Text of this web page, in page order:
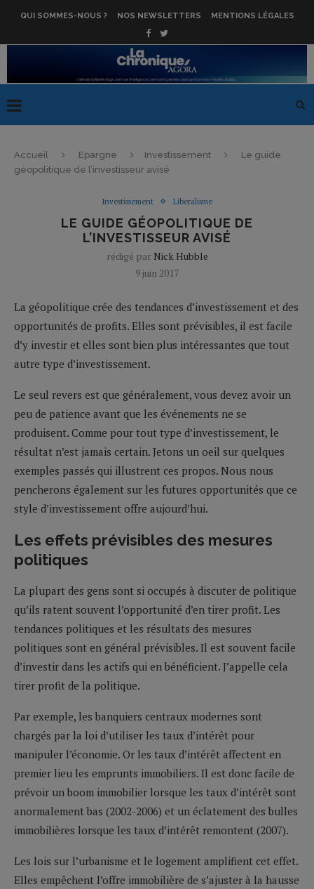
QUI SOMMES-NOUS ? NOS NEWSLETTERS MENTIONS LÉGALES
Accueil Epargne Investissement
Le guide
géopolitique de l’investisseur avisé
Investissement Liberalisme
LE GUIDE GÉOPOLITIQUE DE
L’INVESTISSEUR AVISÉ
rédigé par Nick Hubble
9 juin 2017
La géopolitique crée des tendances d’investissement et des
opportunités de profits. Elles sont prévisibles, il est facile
d’y investir et elles sont bien plus intéressantes que tout
autre type d’investissement.
Le seul revers est que généralement, vous devez avoir un
peu de patience avant que les événements ne se
produisent. Comme pour tout type d’investissement, le
résultat n’est jamais certain. Jetons un oeil sur quelques
exemples passés qui illustrent ces propos. Nous nous
pencherons également sur les futures opportunités que ce
style d’investissement offre aujourd’hui.
Les effets prévisibles des mesures
politiques
La plupart des gens sont si occupés à discuter de politique
qu’ils ratent souvent l’opportunité d’en tirer profit. Les
tendances politiques et les résultats des mesures
politiques sont en général prévisibles. Il est souvent facile
d’investir dans les actifs qui en bénéficient. J’appelle cela
tirer profit de la politique.
Par exemple, les banquiers centraux modernes sont
chargés par la loi d’utiliser les taux d’intérêt pour
manipuler l’économie. Or les taux d’intérêt affectent en
premier lieu les emprunts immobiliers. Il est donc facile de
prévoir un boom immobilier lorsque les taux d’intérêt sont
anormalement bas (2002-2006) et un éclatement des bulles
immobilières lorsque les taux d’intérêt remontent (2007).
Les lois sur l’urbanisme et le logement amplifient cet effet.
Elles empêchent l’offre immobilière de s’ajuster à la hausse